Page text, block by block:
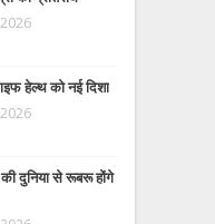
हेल्थ को नई दिशा
दुनिया से रूबरू होंगे